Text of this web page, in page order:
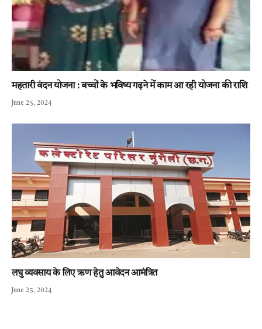
महतारी वंदन योजना : बच्चों के भविष्य गढ़ने में काम आ रही योजना की राशि
June 25, 2024
लघु व्यवसाय के लिए ऋण हेतु आवेदन आमंत्रित
June 25, 2024